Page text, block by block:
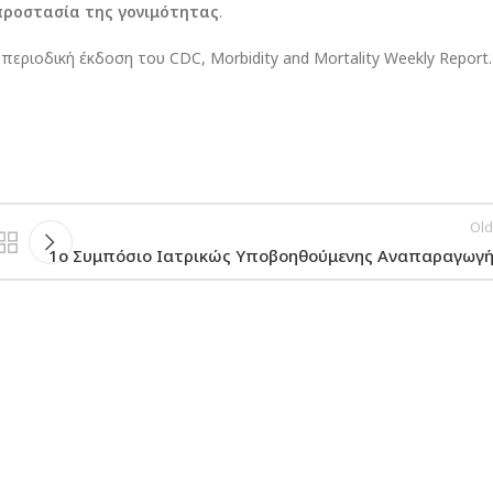
της γονιμότητας.
έκδοση του CDC, Morbidity and Mortality Weekly Report.
1ο Συμπόσιο Ιατρικώς Υποβοηθούμενης